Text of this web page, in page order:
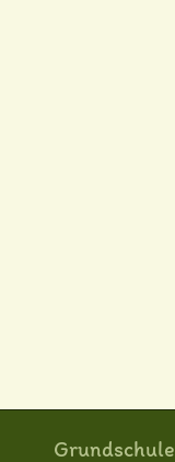
Grundschule